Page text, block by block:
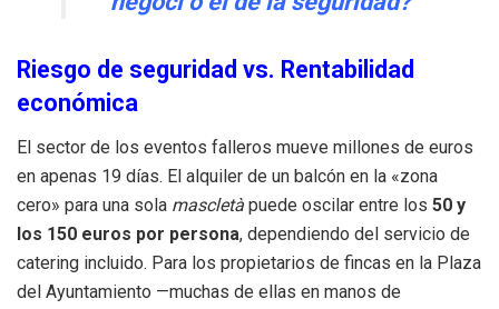
Riesgo de seguridad vs. Rentabilidad
económica
El sector de los eventos falleros mueve millones de euros
en apenas 19 días. El alquiler de un balcón en la «zona
cero» para una sola mascletà puede oscilar entre los 50 y
los 150 euros por persona, dependiendo del servicio de
catering incluido. Para los propietarios de fincas en la Plaza
del Ayuntamiento —muchas de ellas en manos de